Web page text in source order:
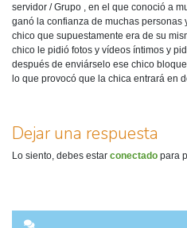
servidor / Grupo , en el que conoció a
ganó la confianza de muchas personas
chico que supuestamente era de su
chico le pidió fotos y vídeos íntimos y
después de enviárselo ese chico
lo que provocó que la chica entrará en
Dejar una respuesta
Lo siento, debes estar conectado para